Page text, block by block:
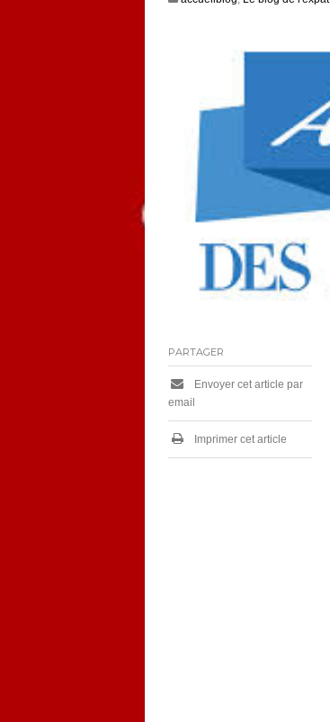
PARTAGER
Envoyer cet article par
email
Imprimer cet article